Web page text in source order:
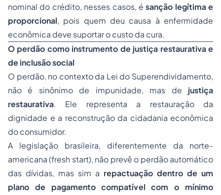
nominal do crédito, nesses casos, ésanção legítima e
proporcional, pois quem deu causa à enfermidade
econômica deve suportar o custo da cura.
O perdão como instrumento de justiça restaurativa e
de inclusão social
O perdão, no contexto da Lei do Superendividamento,
não é sinônimo de impunidade, mas de justiça
restaurativa. Ele representa a restauração da
dignidade e a reconstrução da cidadania econômica
do consumidor.
A legislação brasileira, diferentemente da norte-
americana (fresh start), não prevê o perdão automático
das dívidas, mas sim a repactuação dentro de um
plano de pagamento compatível com o mínimo